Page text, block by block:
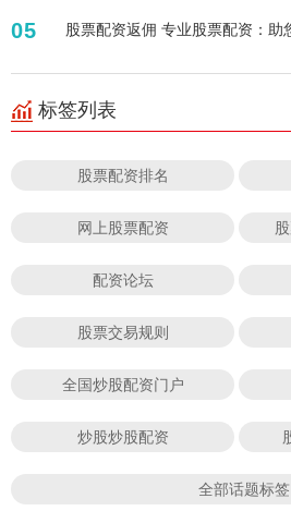
05 股票配资返佣 专业股票配资：助
标签列表
股票配资排名
网上股票配资
配资论坛
股票交易规则
全国炒股配资门户
炒股炒股配资
全部话题标签